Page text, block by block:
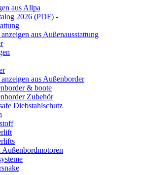
aus Allpa
2026 (PDF) -
aus Außenausstattung
aus Außenborder
& boote
Zubehör
Diebstahlschutz
Außenbordmotoren